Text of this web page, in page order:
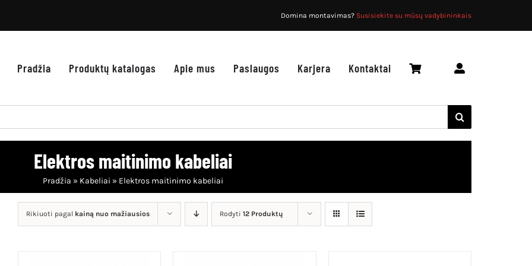
Domina montavimas? Susisiekite su mūsų vadybininkais
Pradžia Produktų katalogas Apie mus Paslaugos Karjera Kontaktai
Elektros maitinimo kabeliai
Pradžia » Kabeliai » Elektros maitinimo kabeliai
Rikiuoti pagal kainą nuo mažiausios Rodyti12 Produktų